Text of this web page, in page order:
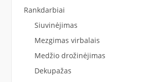
Rankdarbiai
Siuvinėjimas
Mezgimas virbalais
Medžio drožinėjimas
Dekupažas